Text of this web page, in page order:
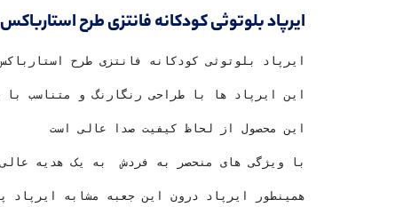
ایرپاد بلوتوثی کودکانه فانتزی طرح استارباکس TWS-08